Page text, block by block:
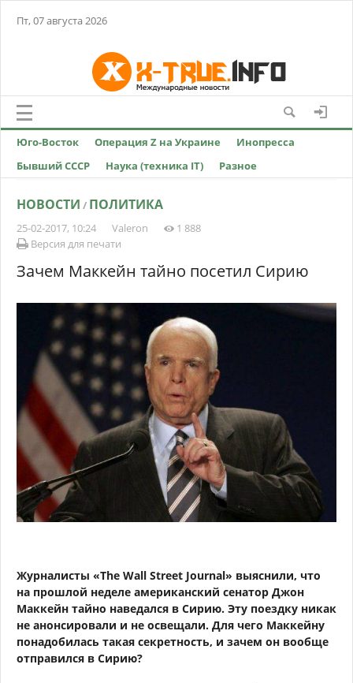
Пт, 07 августа 2026
Юго-Восток Операция Z на Украине
Инопресса
Бывший СССР
Наука (техника IT) Разное
НОВОСТИ / ПОЛИТИКА
25-02-2017, 10:24 Valeron
1 888
Версия для печати
Зачем Маккейн тайно посетил Сирию
Журналисты «The Wall Street Journal» выяснили, что
на прошлой неделе американский сенатор Джон
Маккейн тайно наведался в Сирию. Эту поездку никак
не анонсировали и не освещали. Для чего Маккейну
понадобилась такая секретность, и зачем он вообще
отправился в Сирию?